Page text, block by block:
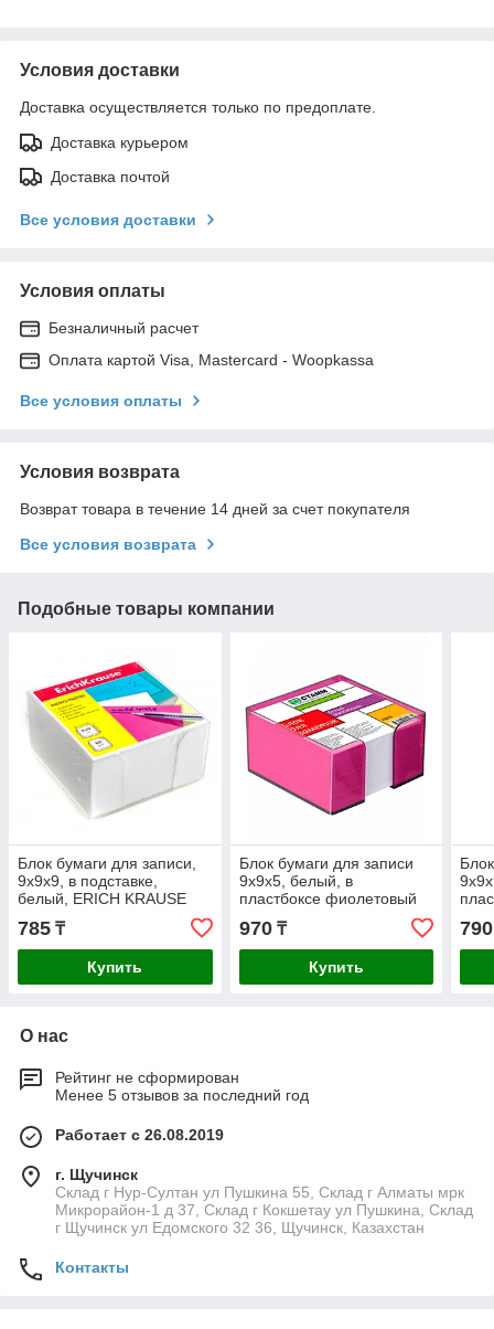
Условия доставки
Доставка осуществляется только по предоплате.
Доставка курьером
Доставка почтой
Все условия доставки
Условия оплаты
Безналичный расчет
Оплата картой Visa, Mastercard - Woopkassa
Все условия оплаты
Условия возврата
Возврат товара в течение 14 дней за счет покупателя
Все условия возврата
Подобные товары компании
Блок бумаги для записи,
9х9х9, в подставке,
белый, ERICH KRAUSE
785 ₸
Купить
Блок бумаги для записи
9х9х5, белый, в
пластбоксе фиолетовый
Слива, СТАММ
970₸
Купить
790
О нас
Рейтинг не сформирован
Менее 5 отзывов за последний год
Работает с 26.08.2019
г. Щучинск
Склад г Нур-Султан ул Пушкина 55, Склад г Алматы мрк
Микрорайон-1 д 37, Склад г Кокшетау ул Пушкина, Склад
г Щучинск ул Едомского 32 36, Щучинск, Казахстан
Контакты